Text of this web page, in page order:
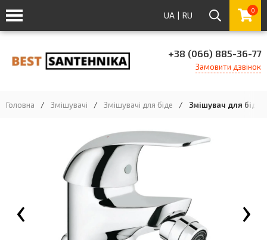
UA | RU 0
+38 (066) 885-36-77
Замовити дзвінок
Головна / Змішувачі / Змішувачі для біде / Змішувач для біде
‹ ›